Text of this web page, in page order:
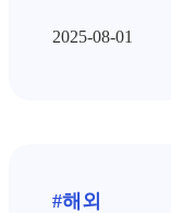
2025-08-01
#해외